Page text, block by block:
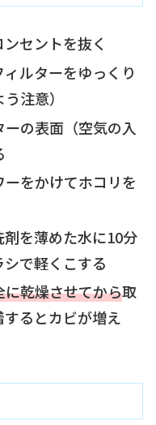
セントを抜く
ルターをゆっくり
注意）
の表面（空気の入
をかけてホコリを
を薄めた水に10分
で軽くこする
に乾燥させてから取
るとカビが増え